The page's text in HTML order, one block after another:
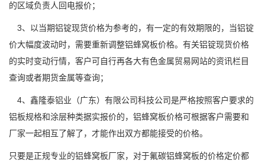
的区域负责人回电报价；
3、以当期铝锭现货价格为参考的，有一定的有效期限的，当铝锭
价大幅度波动时，需要重新调整铝蜂窝板价格。有关铝锭现货价格
的实时变动行情，客户可自行再各大有色金属贸易网站的资讯栏目
查询或者期货金属等查询；
4、鑫隆泰铝业（广东）有限公司科技公司是严格按照客户要求的
铝板规格和涂层种类据实报价的，铝蜂窝板价格可根据客户需要和
厂家一起相互了解了，才能作出双方都能接受的价格。
只要是正规专业的铝蜂窝板厂家，对于氟碳铝蜂窝板的价格定价都